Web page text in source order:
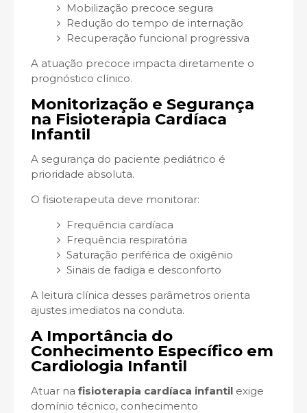
Mobilização precoce segura
Redução do tempo de internação
Recuperação funcional progressiva
A atuação precoce impacta diretamente o
prognóstico clínico.
Monitorização e Segurança
na Fisioterapia Cardíaca
Infantil
A segurança do paciente pediátrico é
prioridade absoluta.
O fisioterapeuta deve monitorar:
Frequência cardíaca
Frequência respiratória
Saturação periférica de oxigênio
Sinais de fadiga e desconforto
A leitura clínica desses parâmetros orienta
ajustes imediatos na conduta.
A Importância do
Conhecimento Específico em
Cardiologia Infantil
Atuar na fisioterapia cardíaca infantil exige
domínio técnico, conhecimento